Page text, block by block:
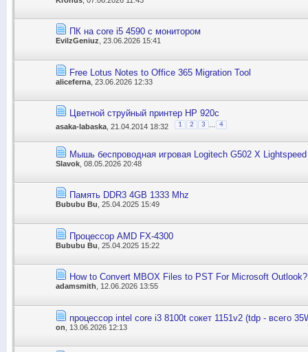
ПК на core i5 4590 с монитором
EvilzGeniuz , 23.06.2026 15:41
Free Lotus Notes to Office 365 Migration Tool
aliceferna , 23.06.2026 12:33
Цветной струйный принтер НР 920с
asaka-labaska , 21.04.2014 18:32 1 2 3 4
Мышь беспроводная игровая Logitech G502 X
Slavok , 08.05.2026 20:48
Память DDR3 4GB 1333 Mhz
Bububu Bu , 25.04.2025 15:49
Процессор AMD FX-4300
Bububu Bu , 25.04.2025 15:22
How to Convert MBOX Files to PST For Microsoft Outlook?
adamsmith , 12.06.2026 13:55
процессор intel core i3 8100t сокет 1151v2 (tdp - всего
on , 13.06.2026 12:13